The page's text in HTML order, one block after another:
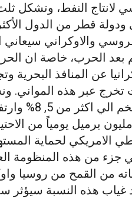
لانتاج النفط، وتشكل
قطر من الدول
والاوكراني سيعاني
بعد الحرب، خاصة ان
عن المنافذ البحرية
عبر هذه المواني.
واوروبا
الامريكي لحماية
جزء من هذه المنظومة
غياب هذه النسبة